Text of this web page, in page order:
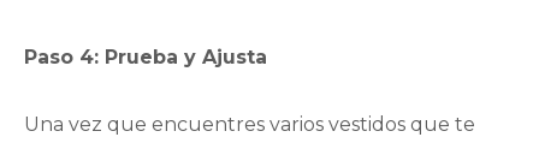
Paso 4: Prueba y Ajusta
Una vez que encuentres varios vestidos que te